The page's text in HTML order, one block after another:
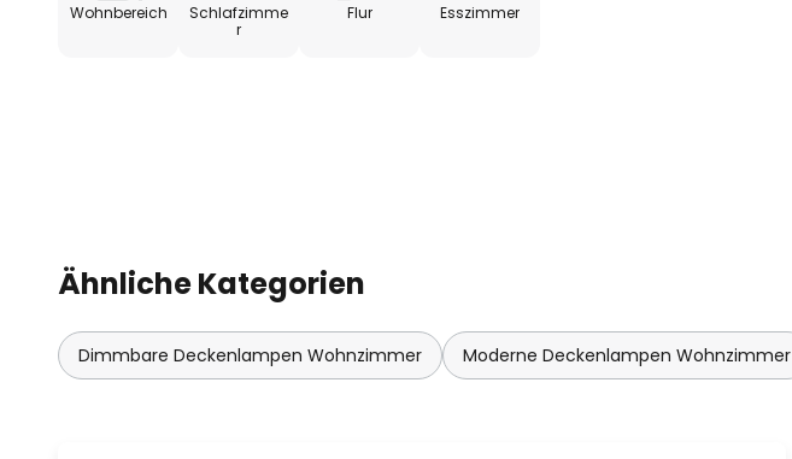
Wohnbereich
Schlafzimme
r
Flur Esszimmer
Ähnliche Kategorien
Dimmbare Deckenlampen Wohnzimmer Moderne Deckenlampen Wohnzimmer